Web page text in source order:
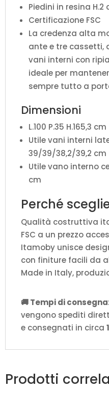
Piedini in resina H.2
Certificazione FSC
La credenza alta
ante e tre cassetti,
vani interni con
ideale per
sempre tutto a
Dimensioni
L.100 P.35 H.165,3 cm
Utile vani interni
39/39/38,2/39,2 cm
Utile vano interno
cm
Perché
Qualità costruttiva
FSC a un prezzo
Itamoby unisce
con finiture facili da
Made in Italy,
🚚 Tempi di
vengono spediti
e consegnati in circa
Prodotti